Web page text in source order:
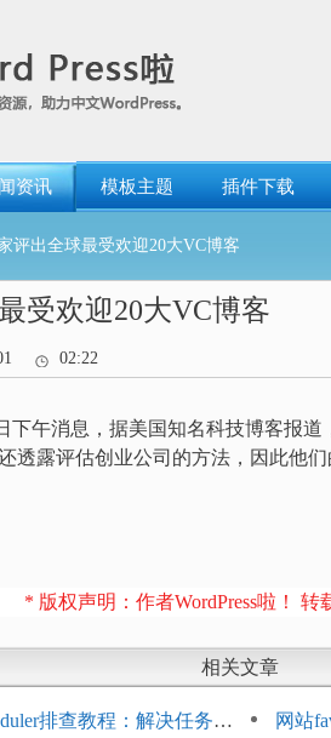
资讯 模板主题 插件下载
评出全球最受欢迎20大VC博客
受欢迎20大VC博客
02:22
下午消息，据美国知名科技博客报
透露评估创业公司的方法，因此他们
* 版权声明：作者WordPress啦！ 转
相关文章
排查教程：解决任务积
网站